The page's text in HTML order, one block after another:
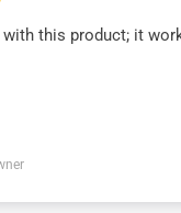
with this product; it